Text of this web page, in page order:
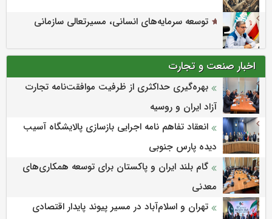
توسعه سرمایه‌های انسانی، مسیرتعالی سازمانی
اخبار صنعت و تجارت
بهره‌گیری حداکثری از ظرفیت موافقت‌نامه تجارت
آزاد ایران و روسیه
انعقاد تفاهم نامه اجرایی بازسازی پالایشگاه آسیب
دیده پارس جنوبی
گام بلند ایران و پاکستان برای توسعه همکاری‌های
معدنی
تهران و اسلام‌آباد در مسیر پیوند پایدار اقتصادی